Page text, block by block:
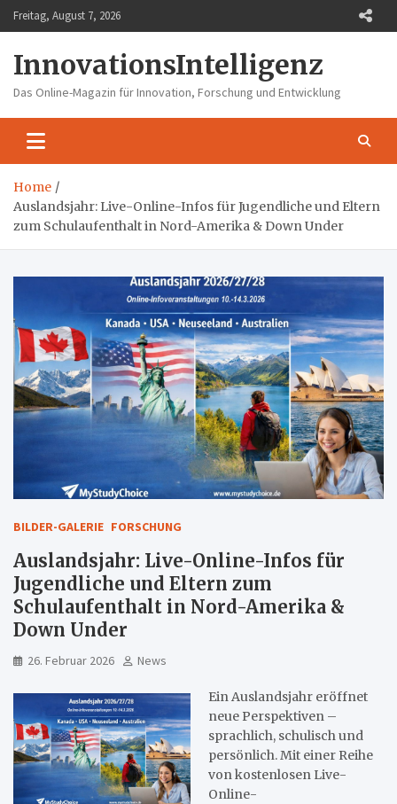
Skip
to
Freitag, August 7, 2026
InnovationsIntelligenz
Das Online-Magazin für Innovation, Forschung und Entwicklung
Home
Auslandsjahr: Live-Online-Infos für Jugendliche und Eltern
zum Schulaufenthalt in Nord-Amerika & Down Under
BILDER-GALERIE FORSCHUNG
Auslandsjahr: Live-Online-Infos für
Jugendliche und Eltern zum
Schulaufenthalt in Nord-Amerika &
Down Under
26. Februar 2026 News
Ein Auslandsjahr eröffnet
neue Perspektiven –
sprachlich, schulisch und
persönlich. Mit einer Reihe
von kostenlosen Live-
Online-